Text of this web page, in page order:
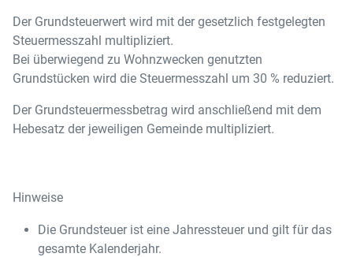
Der Grundsteuerwert wird mit der gesetzlich festgelegten
Steuermesszahl multipliziert.
Bei überwiegend zu Wohnzwecken genutzten
Grundstücken wird die Steuermesszahl um 30 % reduziert.
Der Grundsteuermessbetrag wird anschließend mit dem
Hebesatz der jeweiligen Gemeinde multipliziert.
Hinweise
Die Grundsteuer ist eine Jahressteuer und gilt für das
gesamte Kalenderjahr.